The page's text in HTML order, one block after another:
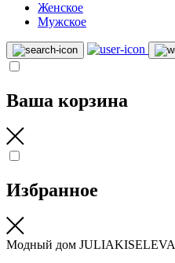
Женское
Мужское
Ваша корзина
Избранное
Модный дом JULIAKISELEVA